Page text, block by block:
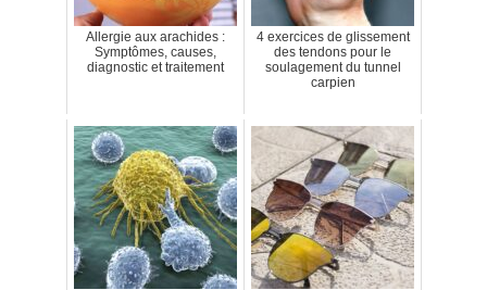
Allergie aux arachides :
Symptômes, causes,
diagnostic et traitement
4 exercices de glissement
des tendons pour le
soulagement du tunnel
carpien